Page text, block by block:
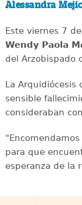
Alessandra
Este viernes 7
Wendy Paola
del Arzobispado
La Arquidiócesis
sensible
consideraban
para que
esperanza de la